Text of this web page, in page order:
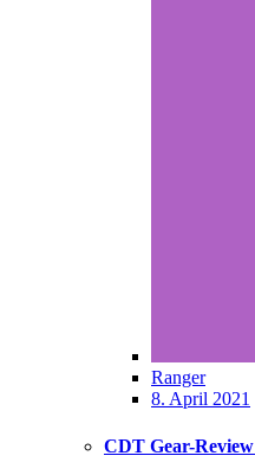
Ranger
8. April 2021
CDT Gear-Review